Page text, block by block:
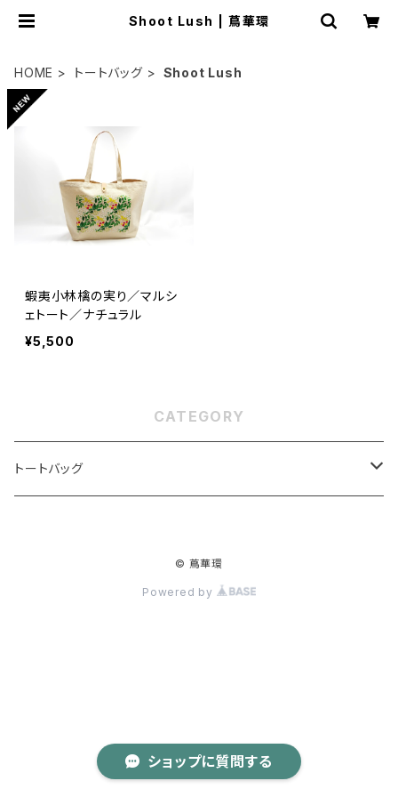
Shoot Lush | 蔦華環
HOME トートバッグ Shoot Lush
蝦夷小林檎の実り／マルシ
ェトート／ナチュラル
¥5,500
CATEGORY
トートバッグ
© 蔦華環
Powered by
ショップに質問する